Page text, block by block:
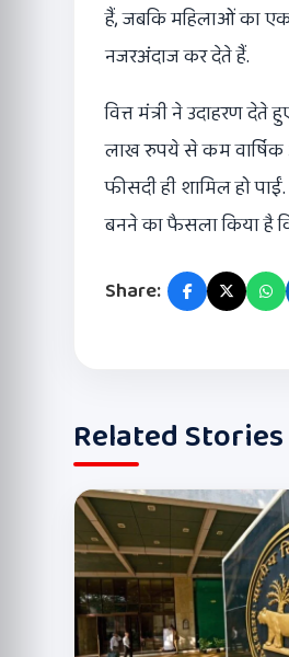
हैं, जबकि महिलाओं का एक
नजरअंदाज कर देते हैं.
वित्त मंत्री ने उदाहरण
लाख रुपये से कम वार्षिक
फीसदी ही शामिल हो
बनने का फैसला किया है
Share:
Related Stories